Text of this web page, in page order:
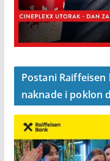
Postani Raiffeisen
naknade i poklon